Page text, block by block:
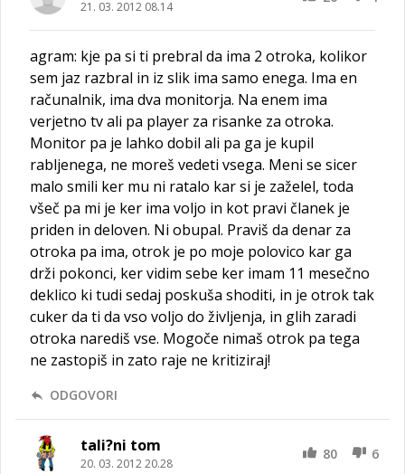
21. 03. 2012 08.14
agram: kje pa si ti prebral da ima 2 otroka, kolikor
sem jaz razbral in iz slik ima samo enega. Ima en
računalnik, ima dva monitorja. Na enem ima
verjetno tv ali pa player za risanke za otroka.
Monitor pa je lahko dobil ali pa ga je kupil
rabljenega, ne moreš vedeti vsega. Meni se sicer
malo smili ker mu ni ratalo kar si je zaželel, toda
všeč pa mi je ker ima voljo in kot pravi članek je
priden in deloven. Ni obupal. Praviš da denar za
otroka pa ima, otrok je po moje polovico kar ga
drži pokonci, ker vidim sebe ker imam 11 mesečno
deklico ki tudi sedaj poskuša shoditi, in je otrok tak
cuker da ti da vso voljo do življenja, in glih zaradi
otroka narediš vse. Mogoče nimaš otrok pa tega
ne zastopiš in zato raje ne kritiziraj!
ODGOVORI
tali?ni tom
20. 03. 2012 20.28
80 6